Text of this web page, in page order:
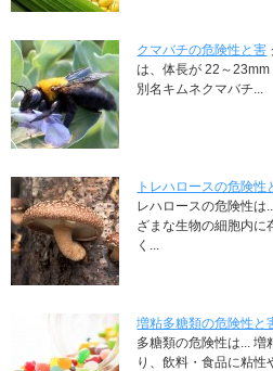
クマバチの危険性と害
は、体長が 22～23mm
別名キムネクマバチ...
トレハロースの危険性
レハロースの危険性は
ざまな生物の細胞内に
く...
増粘多糖類の危険性と
多糖類の危険性は... 増
り、飲料・食品に粘性